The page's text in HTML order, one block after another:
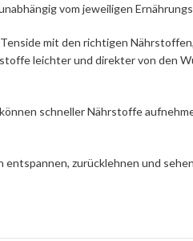
vom jeweiligen
mit den richtigen
leichter und direkter von den
schneller Nährstoffe
zurücklehnen und